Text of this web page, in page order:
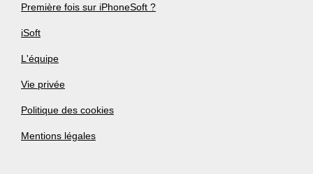
Première fois sur iPhoneSoft ?
iSoft
L'équipe
Vie privée
Politique des cookies
Mentions légales